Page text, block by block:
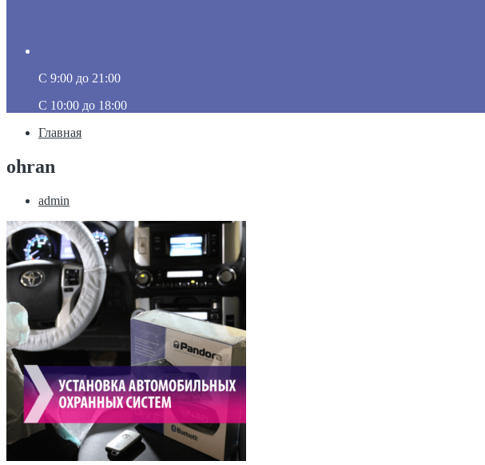
C 9:00 до 21:00
C 10:00 до 18:00
Главная
ohran
admin